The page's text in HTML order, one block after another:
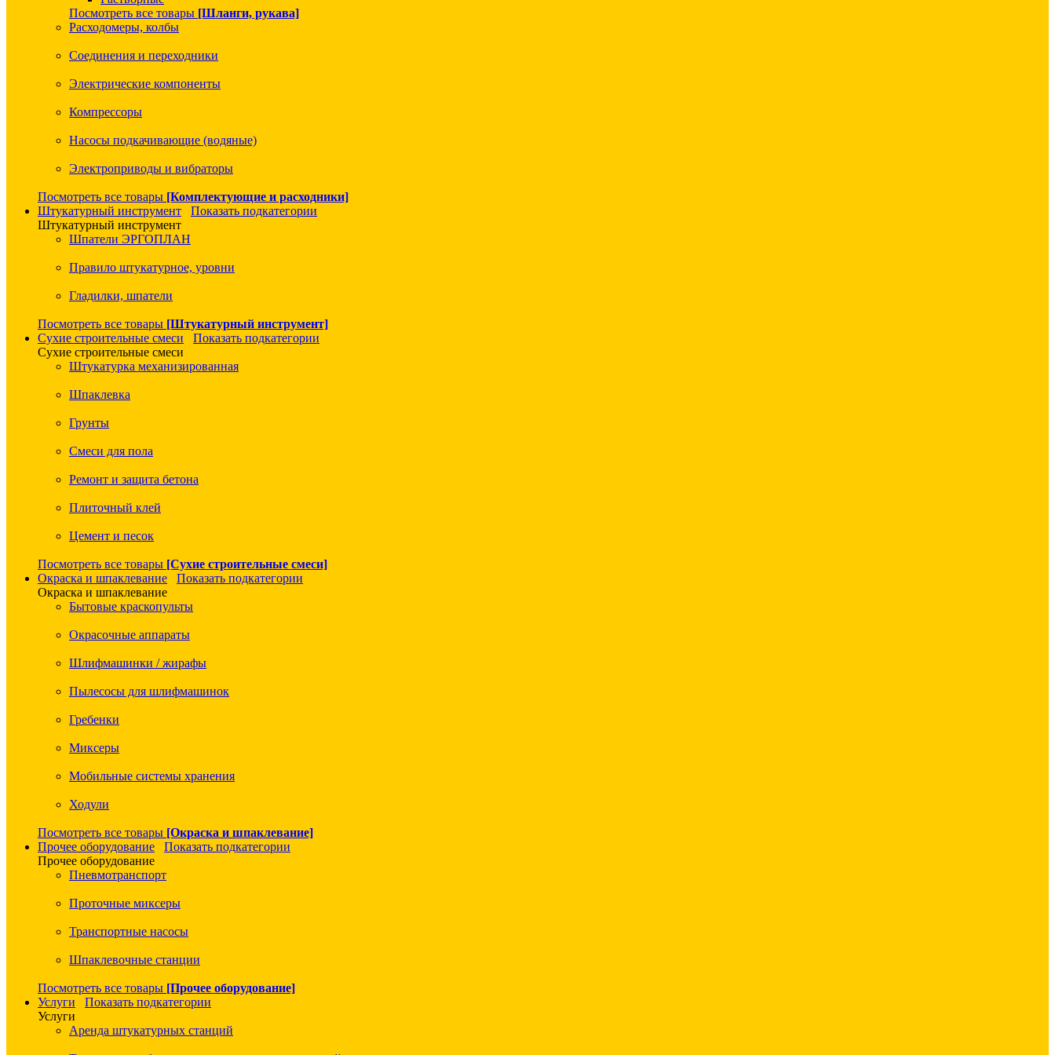
Посмотреть все товары [Шланги, рукава]
Расходомеры, колбы
Соединения и переходники
Электрические компоненты
Компрессоры
Насосы подкачивающие (водяные)
Электроприводы и вибраторы
Посмотреть все товары [Комплектующие и расходники]
Штукатурный инструмент
Показать подкатегории
Штукатурный инструмент
Шпатели ЭРГОПЛАН
Правило штукатурное, уровни
Гладилки, шпатели
Посмотреть все товары [Штукатурный инструмент]
Сухие строительные смеси
Показать подкатегории
Сухие строительные смеси
Штукатурка механизированная
Шпаклевка
Грунты
Смеси для пола
Ремонт и защита бетона
Плиточный клей
Цемент и песок
Посмотреть все товары [Сухие строительные смеси]
Окраска и шпаклевание
Показать подкатегории
Окраска и шпаклевание
Бытовые краскопульты
Окрасочные аппараты
Шлифмашинки / жирафы
Пылесосы для шлифмашинок
Гребенки
Миксеры
Мобильные системы хранения
Ходули
Посмотреть все товары [Окраска и шпаклевание]
Прочее оборудование
Показать подкатегории
Прочее оборудование
Пневмотранспорт
Проточные миксеры
Транспортные насосы
Шпаклевочные станции
Посмотреть все товары [Прочее оборудование]
Услуги
Показать подкатегории
Услуги
Аренда штукатурных станций